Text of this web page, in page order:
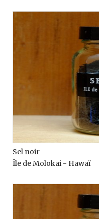
Sel noir
Île de Molokai - Hawaï